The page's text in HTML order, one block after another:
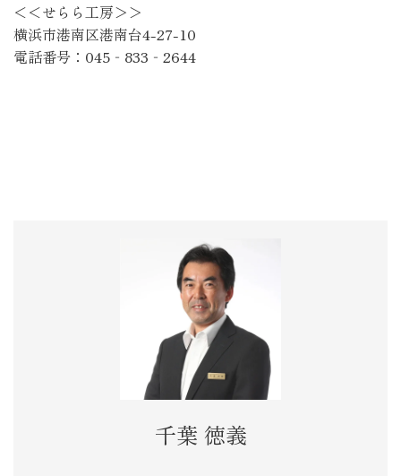
＜＜せらら工房＞＞
横浜市港南区港南台4-27-10
電話番号：045‐833‐2644
千葉 徳義